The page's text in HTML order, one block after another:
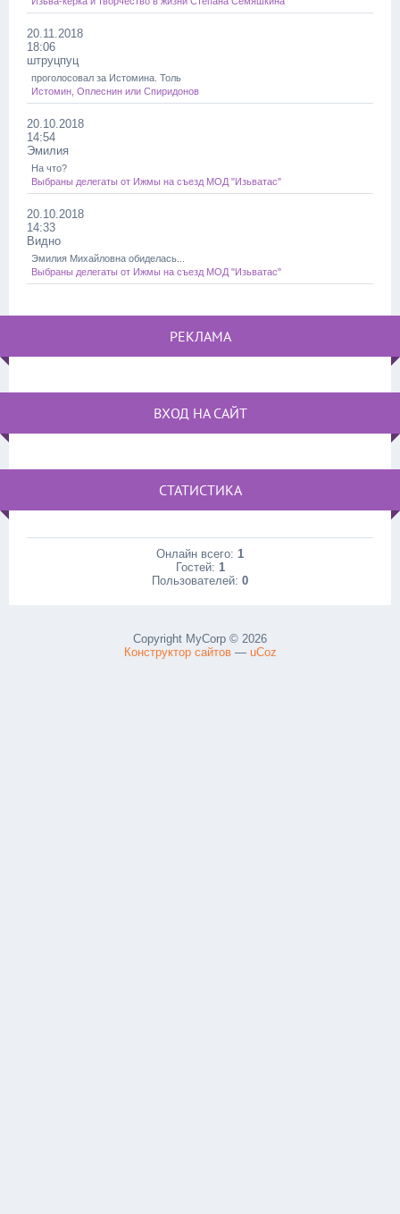
20.11.2018
18:06
штруцпуц
проголосовал за Истомина. Толь
Истомин, Оплеснин или Спиридонов
20.10.2018
14:54
Эмилия
На что?
Выбраны делегаты от Ижмы на съезд МОД "Изьватас"
20.10.2018
14:33
Видно
Эмилия Михайловна обиделась...
Выбраны делегаты от Ижмы на съезд МОД "Изьватас"
РЕКЛАМА
ВХОД НА САЙТ
СТАТИСТИКА
Онлайн всего: 1
Гостей: 1
Пользователей: 0
Copyright MyCorp © 2026
Конструктор сайтов— uCoz